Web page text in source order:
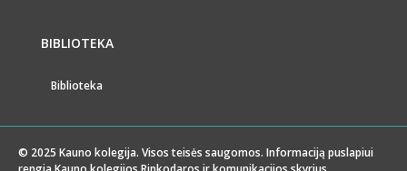
BIBLIOTEKA
Biblioteka
© 2025 Kauno kolegija. Visos teisės saugomos. Informaciją puslapiui